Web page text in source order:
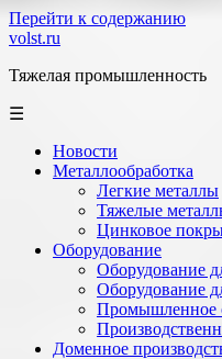
Перейти к содержанию
volst.ru
Тяжелая промышленность
☰
Новости
Металлообработка
Легкие металлы
Тяжелые
Цинковое
Оборудование
Оборудование
Оборудование
Промышленное
Доменное